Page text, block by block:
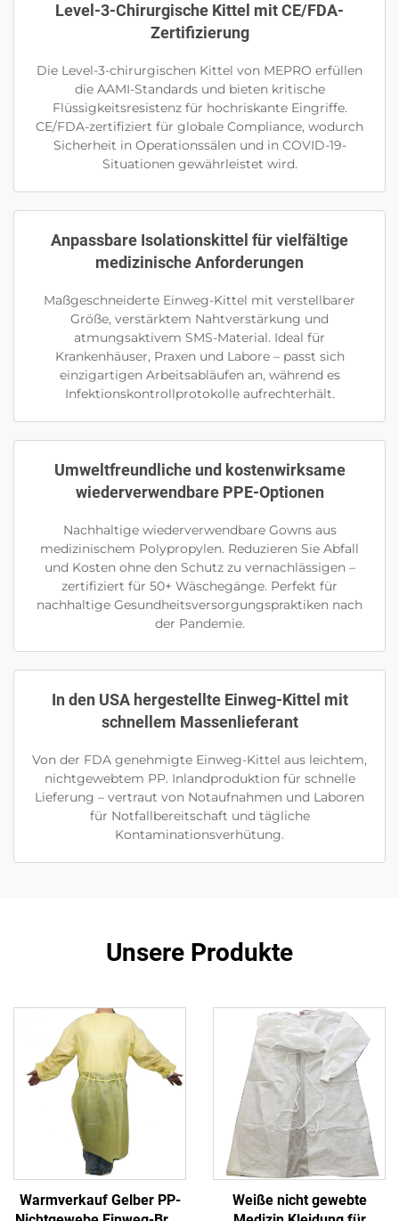
Level-3-Chirurgische Kittel mit CE/FDA-
Zertifizierung
Die Level-3-chirurgischen Kittel von MEPRO erfüllen
die AAMI-Standards und bieten kritische
Flüssigkeitsresistenz für hochriskante Eingriffe.
CE/FDA-zertifiziert für globale Compliance, wodurch
Sicherheit in Operationssälen und in COVID-19-
Situationen gewährleistet wird.
Anpassbare Isolationskittel für vielfältige
medizinische Anforderungen
Maßgeschneiderte Einweg-Kittel mit verstellbarer
Größe, verstärktem Nahtverstärkung und
atmungsaktivem SMS-Material. Ideal für
Krankenhäuser, Praxen und Labore – passt sich
einzigartigen Arbeitsabläufen an, während es
Infektionskontrollprotokolle aufrechterhält.
Umweltfreundliche und kostenwirksame
wiederverwendbare PPE-Optionen
Nachhaltige wiederverwendbare Gowns aus
medizinischem Polypropylen. Reduzieren Sie Abfall
und Kosten ohne den Schutz zu vernachlässigen –
zertifiziert für 50+ Wäschegänge. Perfekt für
nachhaltige Gesundheitsversorgungspraktiken nach
der Pandemie.
In den USA hergestellte Einweg-Kittel mit
schnellem Massenlieferant
Von der FDA genehmigte Einweg-Kittel aus leichtem,
nichtgewebtem PP. Inlandproduktion für schnelle
Lieferung – vertraut von Notaufnahmen und Laboren
für Notfallbereitschaft und tägliche
Kontaminationsverhütung.
Unsere Produkte
Warmverkauf Gelber PP-
Weiße nicht gewebte